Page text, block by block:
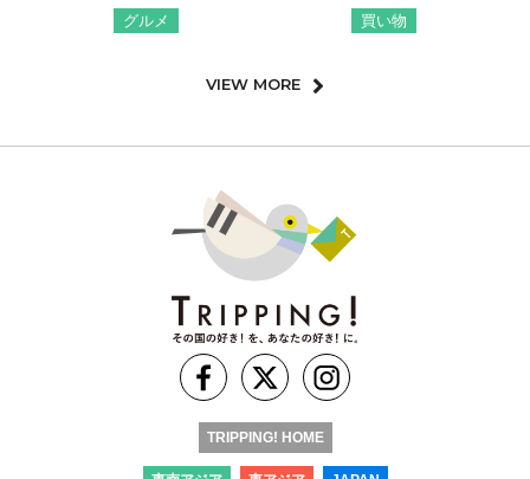
グルメ 買い物
VIEW MORE
TRIPPING! HOME